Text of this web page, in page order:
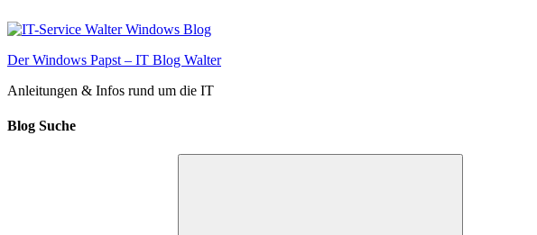
Inhalt
Der Windows Papst – IT Blog Walter
Anleitungen & Infos rund um die IT
Blog Suche